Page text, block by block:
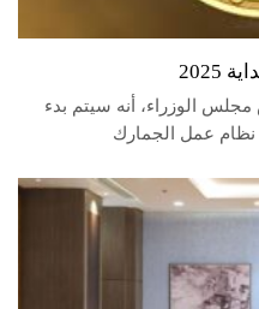
الوزراء، أنه سيتم بدء
نظام عمل الجمارك